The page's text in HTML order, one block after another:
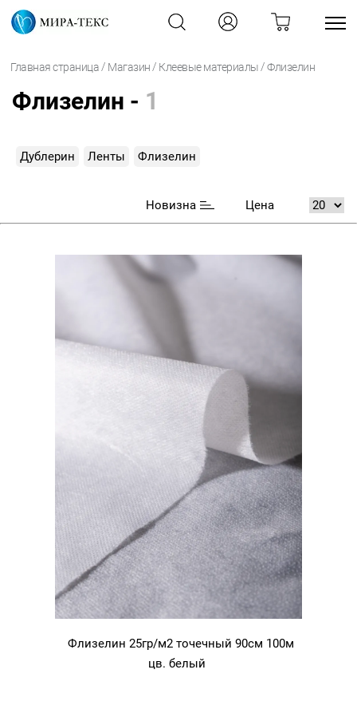
Главная страница / Магазин / Клеевые материалы /Флизелин
Флизелин - 1
Дублерин Ленты Флизелин
Новизна Цена
Флизелин 25гр/м2 точечный 90см 100м
цв. белый